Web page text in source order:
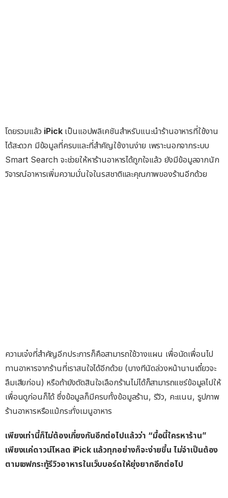
โดยรวมแล้ว iPickเป็นแอปพลิเคชันสำหรับแนะนำร้านอาหารที่ใช้งาน
ได้สะดวก มีข้อมูลที่ครบและที่สำคัญใช้งานง่าย เพราะนอกจากระบบ
Smart Search จะช่วยให้หาร้านอาหารได้ถูกใจแล้ว ยังมีข้อมูลจากนัก
วิจารณ์อาหารเพิ่มความมั่นใจในรสชาติและคุณภาพของร้านอีกด้วย
ความเจ๋งที่สำคัญอีกประการก็คือสามารถใช้วางแผน เพื่อนัดเพื่อนไป
ทานอาหารจากร้านที่เราสนใจได้อีกด้วย (บางทีนัดล่วงหน้านานเดี๋ยวจะ
ลืมเสียก่อน) หรือถ้ายังตัดสินใจเลือกร้านไม่ได้ก็สามารถแชร์ข้อมูลไปให้
เพื่อนดูก่อนก็ได้ ซึ่งข้อมูลก็มีครบทั้งข้อมูลร้าน, รีวิว, คะแนน, รูปภาพ
ร้านอาหารหรือแม้กระทั่งเมนูอาหาร
เพียงเท่านี้ก็ไม่ต้องเกี่ยงกันอีกต่อไปแล้วว่า “มื้อนี้ใครหาร้าน”
เพียงแค่ดาวน์โหลด iPick แล้วทุกอย่างก็จะง่ายขี้น ไม่จำเป็นต้อง
ตามเซฟกระทู้รีวิวอาหารในเว็บบอร์ดให้ยุ่งยากอีกต่อไป